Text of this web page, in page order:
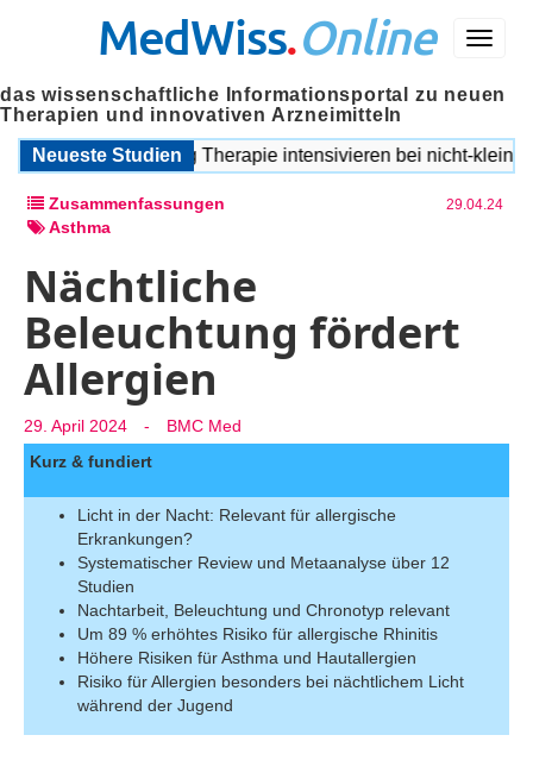
Menü
MedWiss.Online
das wissenschaftliche Informationsportal zu neuen
Therapien und innovativen Arzneimitteln
Neueste Studien
Mutationsabhängig Therapie intensivieren bei nicht-
Zusammenfassungen 29.04.24
Asthma
Nächtliche
Beleuchtung fördert
Allergien
29. April 2024 -
BMC Med
Kurz & fundiert
Licht in der Nacht: Relevant für allergische
Erkrankungen?
Systematischer Review und Metaanalyse über 12
Studien
Nachtarbeit, Beleuchtung und Chronotyp relevant
Um 89 % erhöhtes Risiko für allergische Rhinitis
Höhere Risiken für Asthma und Hautallergien
Risiko für Allergien besonders bei nächtlichem Licht
während der Jugend